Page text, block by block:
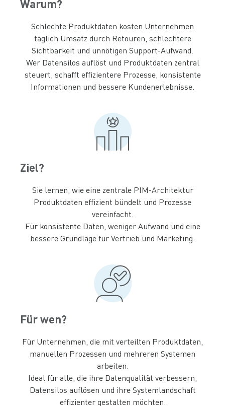
Warum?
Schlechte Produktdaten kosten Unternehmen
täglich Umsatz durch Retouren, schlechtere
Sichtbarkeit und unnötigen Support-Aufwand.
Wer Datensilos auflöst und Produktdaten zentral
steuert, schafft effizientere Prozesse, konsistente
Informationen und bessere Kundenerlebnisse.
Ziel?
Sie lernen, wie eine zentrale PIM-Architektur
Produktdaten effizient bündelt und Prozesse
vereinfacht.
Für konsistente Daten, weniger Aufwand und eine
bessere Grundlage für Vertrieb und Marketing.
Für wen?
Für Unternehmen, die mit verteilten Produktdaten,
manuellen Prozessen und mehreren Systemen
arbeiten.
Ideal für alle, die ihre Datenqualität verbessern,
Datensilos auflösen und ihre Systemlandschaft
effizienter gestalten möchten.